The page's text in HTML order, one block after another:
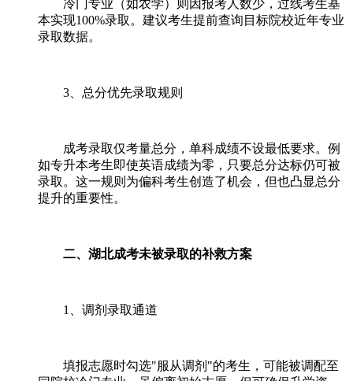
冷门专业（如农学）则因报考人数少，过线考生基
本实现100%录取。建议考生提前查询目标院校近年专业
录取数据。
3、总分优先录取规则
成考录取仅考量总分，单科成绩不设最低要求。例
如专升本考生即使英语成绩为零，只要总分达标仍可被
录取。这一规则为偏科考生创造了机会，但也凸显总分
提升的重要性。
二、湖北成考未被录取的补救方案
1、调剂录取通道
填报志愿时勾选"服从调剂"的考生，可能被调配至